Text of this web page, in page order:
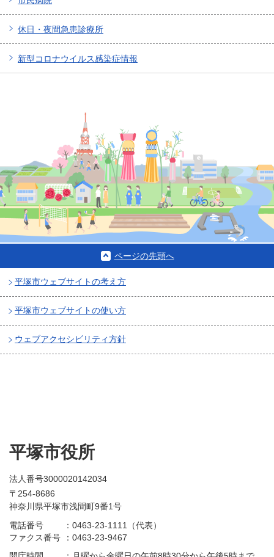
休日・夜間急患診療所
新型コロナウイルス感染症情報
ページの先頭へ
平塚市ウェブサイトの考え方
平塚市ウェブサイトの使い方
ウェブアクセシビリティ方針
平塚市役所
法人番号3000020142034
〒254-8686
神奈川県平塚市浅間町9番1号
電話番号
：0463-23-1111（代表）
ファクス番号
：0463-23-9467